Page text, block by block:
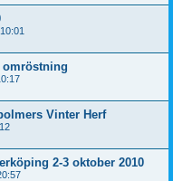
omröstning
Vinter Herf
2-3 oktober 2010